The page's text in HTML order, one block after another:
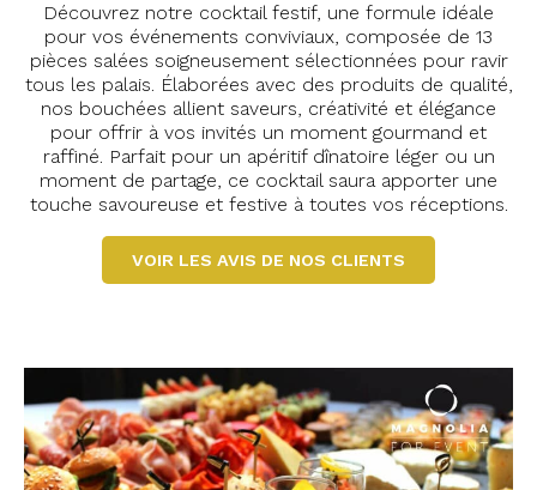
Découvrez notre cocktail festif, une formule idéale
pour vos événements conviviaux, composée de 13
pièces salées soigneusement sélectionnées pour ravir
tous les palais. Élaborées avec des produits de qualité,
nos bouchées allient saveurs, créativité et élégance
pour offrir à vos invités un moment gourmand et
raffiné. Parfait pour un apéritif dînatoire léger ou un
moment de partage, ce cocktail saura apporter une
touche savoureuse et festive à toutes vos réceptions.
VOIR LES AVIS DE NOS CLIENTS